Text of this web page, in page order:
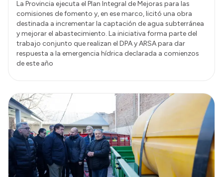
La Provincia ejecuta el Plan Integral de Mejoras para las
comisiones de fomento y, en ese marco, licitó una obra
destinada a incrementar la captación de agua subterránea
y mejorar el abastecimiento. La iniciativa forma parte del
trabajo conjunto que realizan el DPA y ARSA para dar
respuesta a la emergencia hídrica declarada a comienzos
de este año